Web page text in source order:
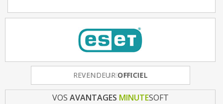
FRANCE & EUROPE
VOS AVANTAGES MINUTESOFT